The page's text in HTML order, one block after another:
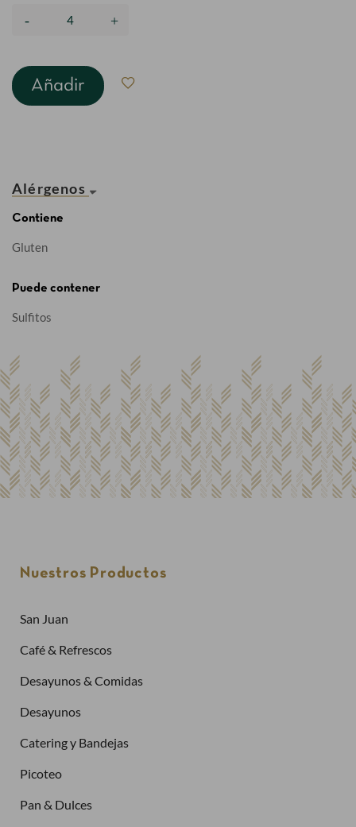
Añadir
Alérgenos
Contiene
Gluten
Puede contener
Sulfitos
Nuestros Productos
San Juan
Café & Refrescos
Desayunos & Comidas
Desayunos
Catering y Bandejas
Picoteo
Pan & Dulces